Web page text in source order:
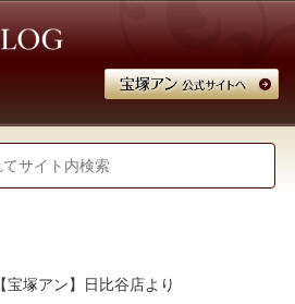
宝塚アン】日比谷店より